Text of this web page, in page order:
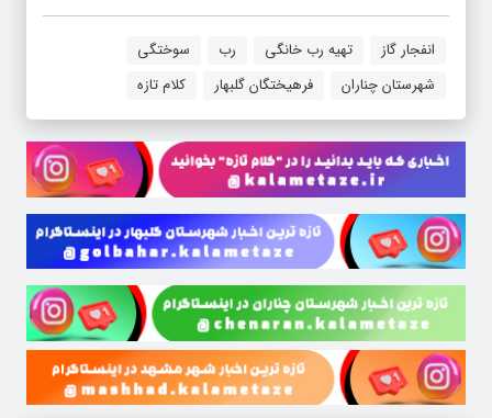
انفجار گاز تهیه رب خانگی رب
سوختگی
شهرستان چناران
فرهیختگان گلبهار کلام تازه